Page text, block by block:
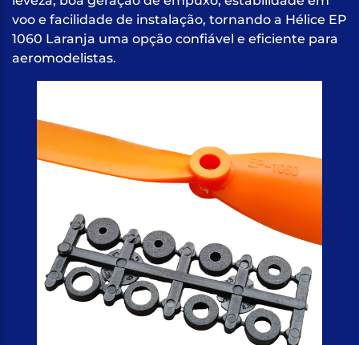
voo e facilidade de instalação, tornando a Hélice EP
1060 Laranja uma opção confiável e eficiente para
aeromodelistas.